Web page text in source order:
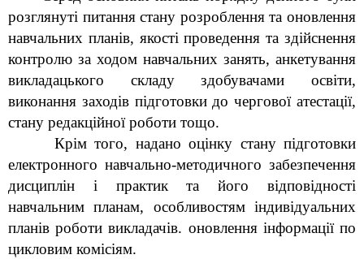
розглянуті питання стану розроблення та оновлення
навчальних планів, якості проведення та здійснення
контролю за ходом навчальних занять, анкетування
викладацького складу здобувачами освіти,
виконання заходів підготовки до чергової атестації,
стану редакційної роботи тощо.
Крім того, надано оцінку стану підготовки
електронного навчально-методичного забезпечення
дисциплін і практик та його відповідності
навчальним планам, особливостям індивідуальних
планів роботи викладачів. оновлення інформації по
цикловим комісіям.